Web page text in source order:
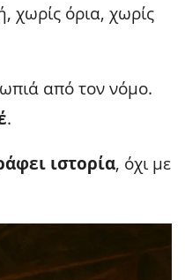
χωρίς όρια, χωρίς
από τον νόμο.
.
ιστορία, όχι με